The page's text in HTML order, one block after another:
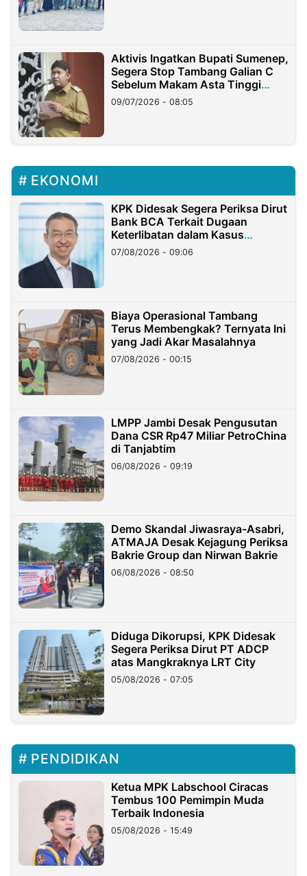
Aktivis Ingatkan Bupati Sumenep,
Segera Stop Tambang Galian C
Sebelum Makam Asta Tinggi
Longsor
09/07/2026 - 08:05
EKONOMI
KPK Didesak Segera Periksa Dirut
Bank BCA Terkait Dugaan
Keterlibatan dalam Kasus
Hilangnya Dana Nasabah Rp2,58
Miliar
07/08/2026 - 09:06
Biaya Operasional Tambang
Terus Membengkak? Ternyata Ini
yang Jadi Akar Masalahnya
07/08/2026 - 00:15
LMPP Jambi Desak Pengusutan
Dana CSR Rp47 Miliar PetroChina
di Tanjabtim
06/08/2026 - 09:19
Demo Skandal Jiwasraya-Asabri,
ATMAJA Desak Kejagung Periksa
Bakrie Group dan Nirwan Bakrie
06/08/2026 - 08:50
Diduga Dikorupsi, KPK Didesak
Segera Periksa Dirut PT ADCP
atas Mangkraknya LRT City
05/08/2026 - 07:05
PENDIDIKAN
Ketua MPK Labschool Ciracas
Tembus 100 Pemimpin Muda
Terbaik Indonesia
05/08/2026 - 15:49